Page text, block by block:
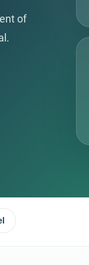
of